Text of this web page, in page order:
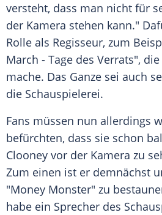
versteht, dass man nicht für
der Kamera stehen kann."
Rolle als Regisseur, zum
March - Tage des Verrats",
mache. Das Ganze sei auch
die Schauspielerei.
Fans müssen nun allerdings
befürchten, dass sie schon
Clooney vor der Kamera zu
Zum einen ist er demnächst
"Money Monster" zu
habe ein Sprecher des